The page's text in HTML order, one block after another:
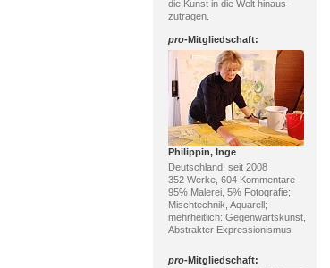
die Kunst in die Welt hinaus-
zutragen.
pro-Mitgliedschaft:
Philippin, Inge
Deutschland, seit 2008
352 Werke, 604 Kommentare
95% Malerei, 5% Fotografie;
Mischtechnik, Aquarell;
mehrheitlich: Gegenwartskunst,
Abstrakter Expressionismus
pro-Mitgliedschaft: